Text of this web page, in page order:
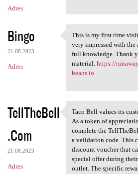
Adres
Bingo
21.08.2023
Adres
This is my first time
This is my first time
very impressed with the
full knowledge. Thank
material. https://
beans.io
TellTheBell
.Com
21.08.2023
Adres
Taco Bell values its
Taco Bell values its
As a token of
complete the
a validation code. This
discount voucher that
special offer during
outlet. The specific